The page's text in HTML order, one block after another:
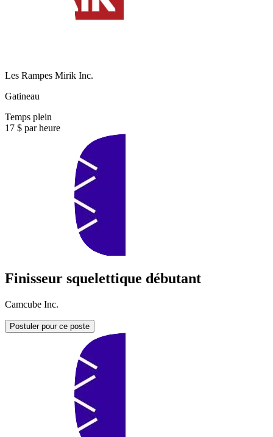
Les Rampes Mirik Inc.
Gatineau
Temps plein
17 $ par heure
Finisseur squelettique débutant
Camcube Inc.
Postuler pour ce poste